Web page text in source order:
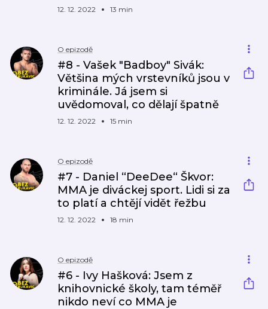
12. 12. 2022 13 min
O epizodě
#8 - Vašek "Badboy" Sivák:
Většina mých vrstevníků jsou v
kriminále. Já jsem si
uvědomoval, co dělají špatně
12. 12. 2022 15 min
O epizodě
#7 - Daniel “DeeDee“ Škvor:
MMA je diváckej sport. Lidi si za
to platí a chtějí vidět řežbu
12. 12. 2022 18 min
O epizodě
#6 - Ivy Hašková: Jsem z
knihovnické školy, tam téměř
nikdo neví co MMA je